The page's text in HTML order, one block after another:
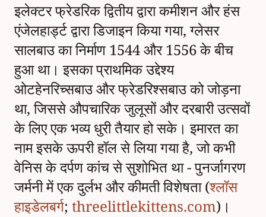
इलेक्टर फ्रेडरिक द्वितीय द्वारा कमीशन और हंस
एंजेलहार्ड्ट द्वारा डिजाइन किया गया, ग्लेसर
सालबाउ का निर्माण 1544 और 1556 के बीच
हुआ था। इसका प्राथमिक उद्देश्य
ओटहेनरिच्सबाउ और फ्रेडरिश्सबाउ को जोड़ना
था, जिससे औपचारिक जुलूसों और दरबारी उत्सवों
के लिए एक भव्य धुरी तैयार हो सके। इमारत का
नाम इसके ऊपरी हॉल से लिया गया है, जो कभी
वेनिस के दर्पण कांच से सुशोभित था - पुनर्जागरण
जर्मनी में एक दुर्लभ और कीमती विशेषता (श्लॉस
हाइडेलबर्ग; threelittlekittens.com)।